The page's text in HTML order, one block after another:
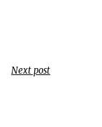
Next post